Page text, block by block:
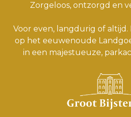
Zorgeloos, ontzorgd en
Voor even, langdurig of altijd.
op het eeuwenoude
in een majestueuze,